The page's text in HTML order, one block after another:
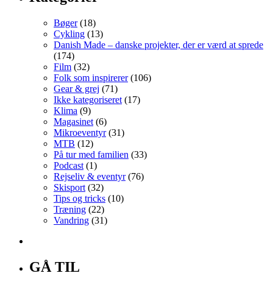
Bøger(18)
Cykling (13)
Danish Made – danske projekter, der er værd at sprede
(174)
Film (32)
Folk som inspirerer(106)
Gear & grej (71)
Ikke kategoriseret (17)
Klima (9)
Magasinet (6)
Mikroeventyr(31)
MTB (12)
På tur med familien (33)
Podcast (1)
Rejseliv & eventyr(76)
Skisport (32)
Tips og tricks (10)
Træning (22)
Vandring (31)
GÅ TIL